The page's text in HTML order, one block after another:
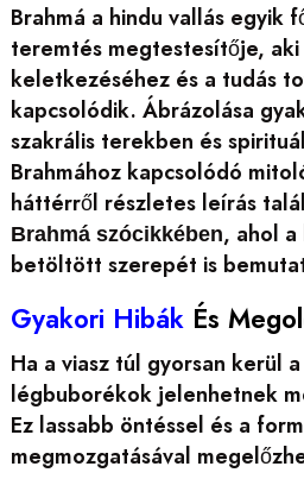
Brahmá a hindu vallás egyik
teremtés megtestesítője, aki
keletkezéséhez és a tudás
kapcsolódik. Ábrázolása
szakrális terekben és
Brahmához kapcsolódó
háttérről részletes leírás
Brahmá szócikkében, ahol a
betöltött szerepét is
Gyakori HibákÉs
Ha a viasz túl gyorsan kerül
légbuborékok jelenhetnek
Ez lassabb öntéssel és a
megmozgatásával